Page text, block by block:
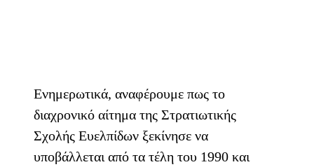
Ενημερωτικά, αναφέρουμε πως το
διαχρονικό αίτημα της Στρατιωτικής
Σχολής Ευελπίδων ξεκίνησε να
υποβάλλεται από τα τέλη του 1990 και